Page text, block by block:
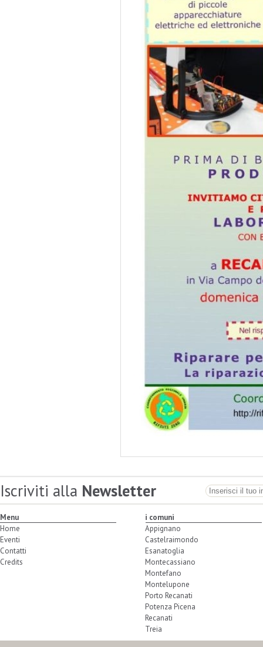
Iscriviti alla Newsletter
Menu
Home
Eventi
Contatti
Credits
i comuni
Appignano
Castelraimondo
Esanatoglia
Montecassiano
Montefano
Montelupone
Porto Recanati
Potenza Picena
Recanati
Treia